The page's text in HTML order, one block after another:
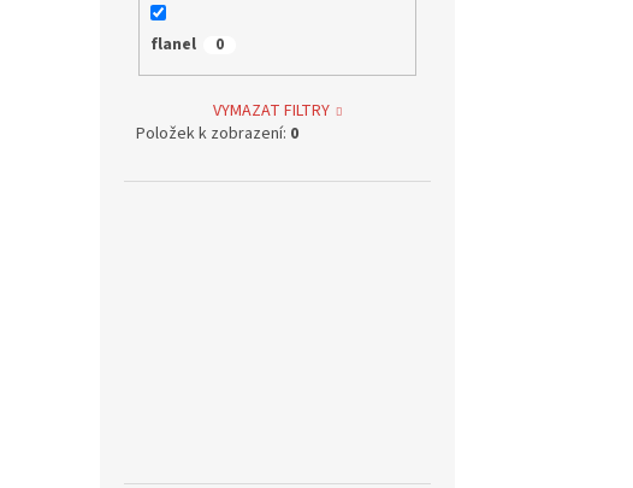
flanel 0
VYMAZAT FILTRY
Položek k zobrazení: 0